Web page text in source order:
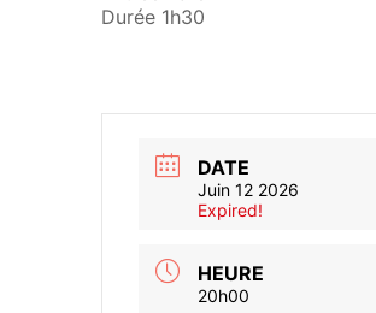
Durée 1h30
DATE
Juin 12 2026
Expired!
HEURE
20h00